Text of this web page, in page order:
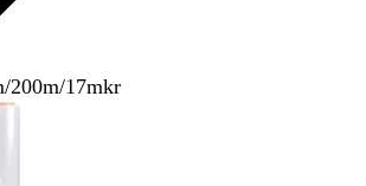
200m/17mkr